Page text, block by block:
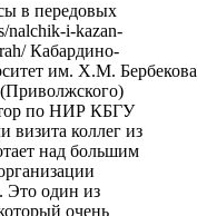
в передовых
nalchik-i-kazan-
Кабардино-
им. Х.М. Бербекова
(Приволжского)
по НИР КБГУ
визита коллег из
над большим
Это один из
очень